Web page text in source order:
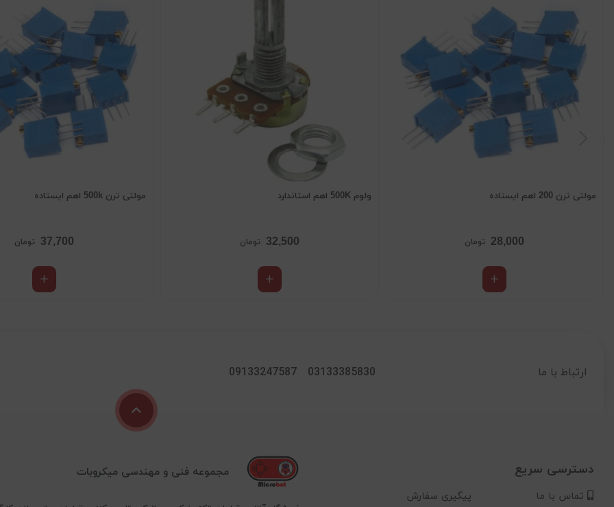
مولتی ترن 200 اهم ایستاده
28,000 تومان
ولوم 500K اهم استاندارد
32,500 تومان
مولتی ترن 500k اهم ایستاده
37,700 تومان
ارتباط با ما 03133385830
09133247587
دسترسی سریع
تماس با ما پیگیری سفارش
مجموعه فنی و مهندسی میکروبات